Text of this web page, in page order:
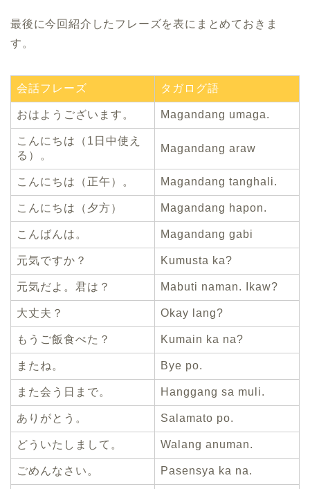
最後に今回紹介したフレーズを表にまとめておきま
す。
会話フレーズ タガログ語
おはようございます。 Magandang umaga.
こんにちは（1日中使え
る）。
Magandang araw
こんにちは（正午）。 Magandang tanghali.
こんにちは（夕方） Magandang hapon.
こんばんは。 Magandang gabi
元気ですか？ Kumusta ka?
元気だよ。君は？ Mabuti naman. Ikaw?
大丈夫？ Okay lang?
もうご飯食べた？ Kumain ka na?
またね。 Bye po.
また会う日まで。 Hanggang sa muli.
ありがとう。 Salamato po.
どういたしまして。 Walang anuman.
ごめんなさい。 Pasensya ka na.